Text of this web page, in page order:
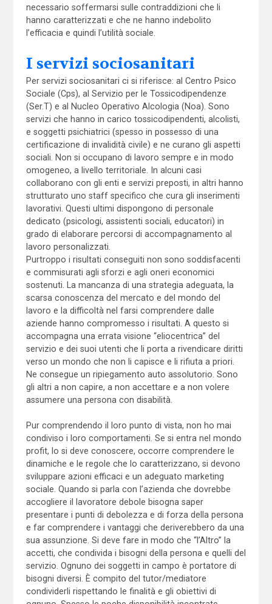
necessario soffermarsi sulle contraddizioni che li
hanno caratterizzati e che ne hanno indebolito
l’efficacia e quindi l’utilità sociale.
I servizi sociosanitari
Per servizi sociosanitari ci si riferisce: al Centro Psico
Sociale (Cps), al Servizio per le Tossicodipendenze
(Ser.T) e al Nucleo Operativo Alcologia (Noa). Sono
servizi che hanno in carico tossicodipendenti, alcolisti,
e soggetti psichiatrici (spesso in possesso di una
certificazione di invalidità civile) e ne curano gli aspetti
sociali. Non si occupano di lavoro sempre e in modo
omogeneo, a livello territoriale. In alcuni casi
collaborano con gli enti e servizi preposti, in altri hanno
strutturato uno staff specifico che cura gli inserimenti
lavorativi. Questi ultimi dispongono di personale
dedicato (psicologi, assistenti sociali, educatori) in
grado di elaborare percorsi di accompagnamento al
lavoro personalizzati.
Purtroppo i risultati conseguiti non sono soddisfacenti
e commisurati agli sforzi e agli oneri economici
sostenuti. La mancanza di una strategia adeguata, la
scarsa conoscenza del mercato e del mondo del
lavoro e la difficoltà nel farsi comprendere dalle
aziende hanno compromesso i risultati. A questo si
accompagna una errata visione “eliocentrica” del
servizio e dei suoi utenti che li porta a rivendicare diritti
verso un mondo che non li capisce e li rifiuta a priori.
Ne consegue un ripiegamento auto assolutorio. Sono
gli altri a non capire, a non accettare e a non volere
assumere una persona con disabilità.
Pur comprendendo il loro punto di vista, non ho mai
condiviso i loro comportamenti. Se si entra nel mondo
profit, lo si deve conoscere, occorre comprendere le
dinamiche e le regole che lo caratterizzano, si devono
sviluppare azioni efficaci e un adeguato marketing
sociale. Quando si parla con l’azienda che dovrebbe
accogliere il lavoratore debole bisogna saper
presentare i punti di debolezza e di forza della persona
e far comprendere i vantaggi che deriverebbero da una
sua assunzione. Si deve fare in modo che “l’Altro” la
accetti, che condivida i bisogni della persona e quelli del
servizio. Ognuno dei soggetti in campo è portatore di
bisogni diversi. È compito del tutor/mediatore
condividerli rispettando le finalità e gli obiettivi di